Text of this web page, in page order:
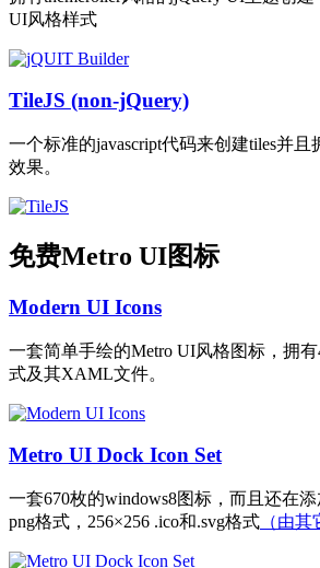
UI风格样式
TileJS (non-jQuery)
一个标准的javascript代码来创建tiles并且
效果。
免费Metro UI图标
Modern UI Icons
一套简单手绘的Metro UI风格图标，拥
式及其XAML文件。
Metro UI Dock Icon Set
一套670枚的windows8图标，而且还在
png格式，256×256 .ico和.svg格式 （由其